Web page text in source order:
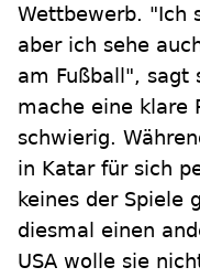
Wettbewerb. "Ich
aber ich sehe
am Fußball", sagt
mache eine klare
schwierig.
in Katar für sich
keines der Spiele
diesmal einen
USA wolle sie